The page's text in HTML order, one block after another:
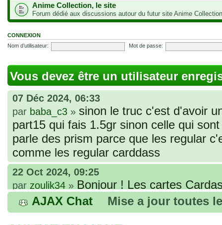
Anime Collection, le site
Forum dédié aux discussions autour du futur site Anime Collection
CONNEXION
Nom d’utilisateur:
Mot de passe:
Vous devez être un utilisateur
07 Déc 2024, 06:33
par baba_c3 » sinon le truc c'est d'avoir
part15 qui fais 1.5gr sinon celle qui
parle des prism parce que les regular
comme les regular carddass
22 Oct 2024, 09:25
par zoulik34 » Bonjour ! Les cartes
que vous avez commandées, sont
fines et souples. Cela fait partie de
AJAX Chat Mise a jour toutes